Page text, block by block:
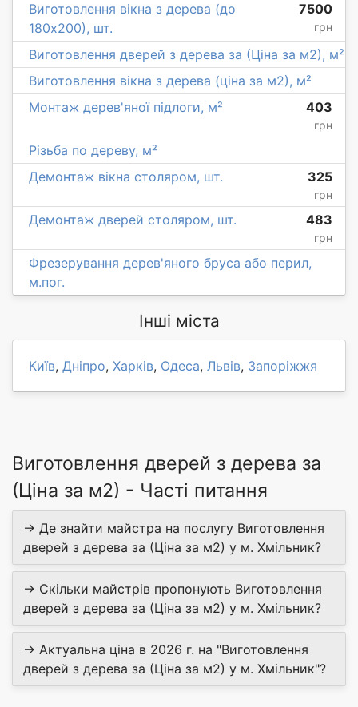
Виготовлення вікна з дерева (до
180х200), шт.
7500
грн
Виготовлення дверей з дерева за (Ціна за м2), м²
Виготовлення вікна з дерева (ціна за м2), м²
Монтаж дерев'яної підлоги, м²
403
грн
Різьба по дереву, м²
Демонтаж вікна столяром, шт.
325
грн
Демонтаж дверей столяром, шт. 483
грн
Фрезерування дерев'яного бруса або перил,
м.пог.
Інші міста
Київ, Дніпро, Харків, Одеса, Львів, Запоріжжя
Виготовлення дверей з дерева за
(Ціна за м2) - Часті питання
→ Де знайти майстра на послугу Виготовлення
дверей з дерева за (Ціна за м2) у м. Хмільник?
→ Скільки майстрів пропонують Виготовлення
дверей з дерева за (Ціна за м2) у м. Хмільник?
→ Актуальна ціна в 2026 г. на "Виготовлення
дверей з дерева за (Ціна за м2) у м. Хмільник"?